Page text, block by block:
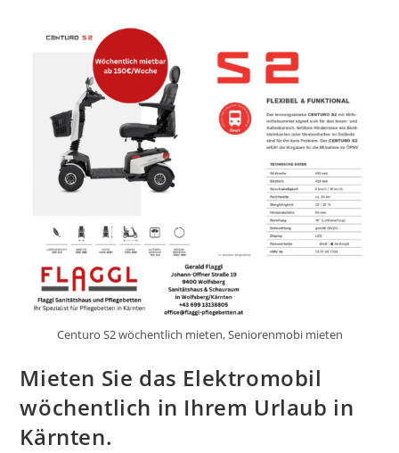
Centuro S2 wöchentlich mieten, Seniorenmobi mieten
Mieten Sie das Elektromobil
wöchentlich in Ihrem Urlaub in
Kärnten.